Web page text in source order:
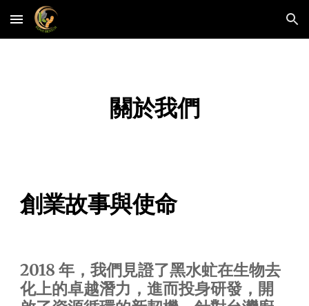
Skip to main content Skip to navigation
關於我們
創業故事與使命
2018 年，我們見證了黑水虻在生物去
化上的卓越潛力，進而投身研發，開